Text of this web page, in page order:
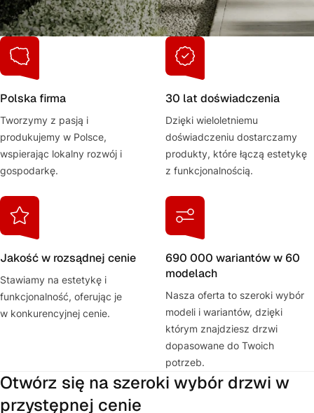
Polska firma
Tworzymy z pasją i
produkujemy w Polsce,
wspierając lokalny rozwój i
gospodarkę.
30 lat doświadczenia
Dzięki wieloletniemu
doświadczeniu dostarczamy
produkty, które łączą estetykę
z funkcjonalnością.
Jakość w rozsądnej cenie
Stawiamy na estetykę i
funkcjonalność, oferując je
w konkurencyjnej cenie.
690 000 wariantów w 60
modelach
Nasza oferta to szeroki wybór
modeli i wariantów, dzięki
którym znajdziesz drzwi
dopasowane do Twoich
potrzeb.
Otwórz się na szeroki wybór drzwi w
przystępnej cenie